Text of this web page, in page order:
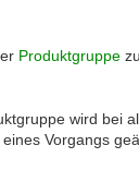
Produktgruppe
wird bei
Vorgangs